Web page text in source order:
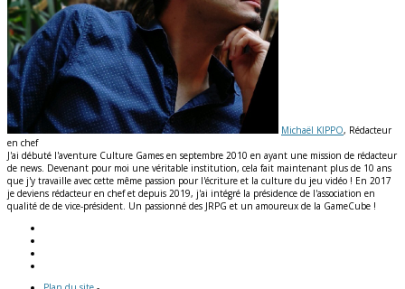
Michaël KIPPO, Rédacteur
en chef
J'ai débuté l'aventure Culture Games en septembre 2010 en ayant une mission de rédacteur
de news. Devenant pour moi une véritable institution, cela fait maintenant plus de 10 ans
que j'y travaille avec cette même passion pour l'écriture et la culture du jeu vidéo ! En 2017
je deviens rédacteur en chef et depuis 2019, j'ai intégré la présidence de l'association en
qualité de de vice-président. Un passionné des JRPG et un amoureux de la GameCube !